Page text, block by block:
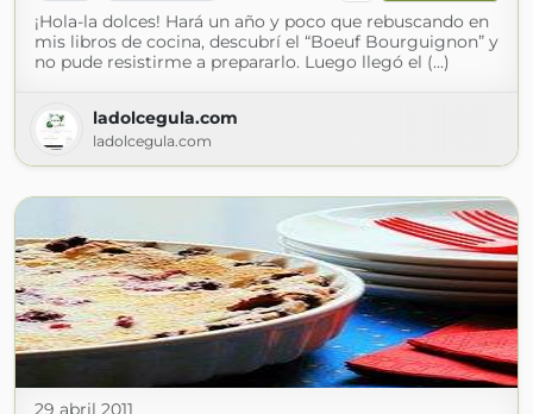
¡Hola-la dolces! Hará un año y poco que rebuscando en
mis libros de cocina, descubrí el “Boeuf Bourguignon” y
no pude resistirme a prepararlo. Luego llegó el (...)
ladolcegula.com
ladolcegula.com
29 abril 2011